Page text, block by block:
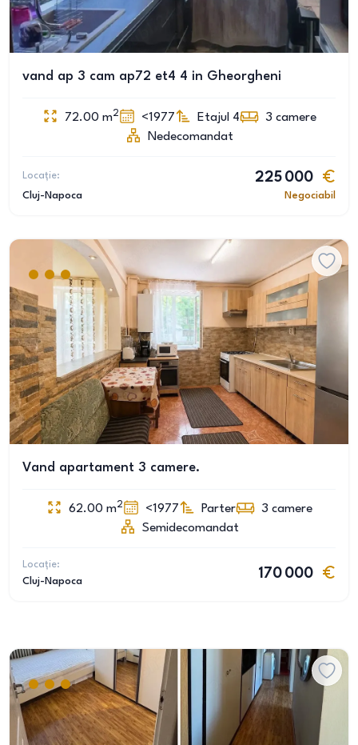
vand ap 3 cam ap72 et4 4 in Gheorgheni
72.00 m2 <1977 Etajul 4 3 camere
Nedecomandat
Locație:
Cluj-Napoca
225 000
Negociabil
Vand apartament 3 camere.
62.00 m2 <1977 Parter 3 camere
Semidecomandat
Locație:
Cluj-Napoca
170 000